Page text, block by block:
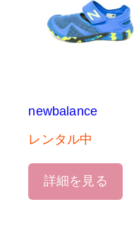
newbalance
レンタル中
詳細を見る